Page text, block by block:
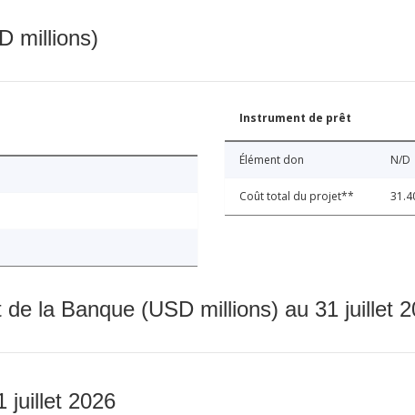
millions)
Instrument de prêt
Élément don N/D
Coût total du projet**
la Banque (USD millions) au 31 juillet
juillet 2026